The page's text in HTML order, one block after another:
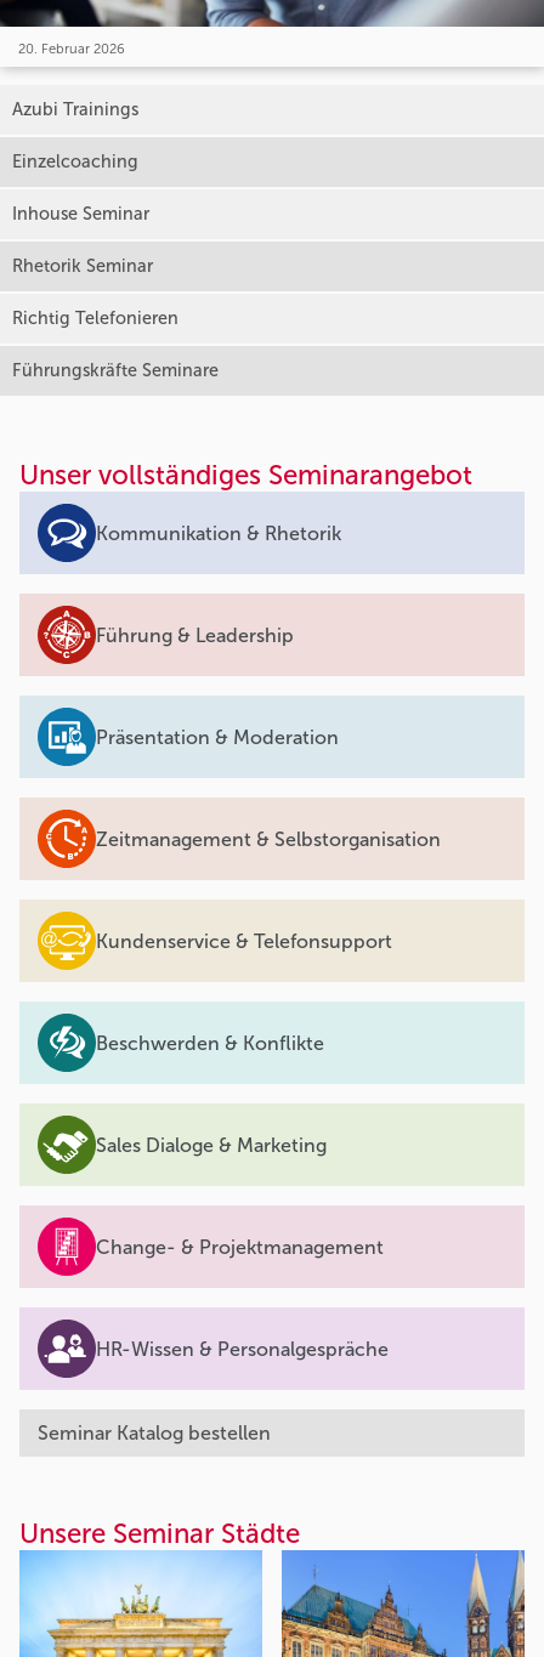
20. Februar 2026
Azubi Trainings
Einzelcoaching
Inhouse Seminar
Rhetorik Seminar
Richtig Telefonieren
Führungskräfte Seminare
Unser vollständiges Seminarangebot
Kommunikation & Rhetorik
Führung & Leadership
Präsentation & Moderation
Zeitmanagement & Selbstorganisation
Kundenservice & Telefonsupport
Beschwerden & Konflikte
Sales Dialoge & Marketing
Change- & Projektmanagement
HR-Wissen & Personalgespräche
Seminar Katalog bestellen
Unsere Seminar Städte